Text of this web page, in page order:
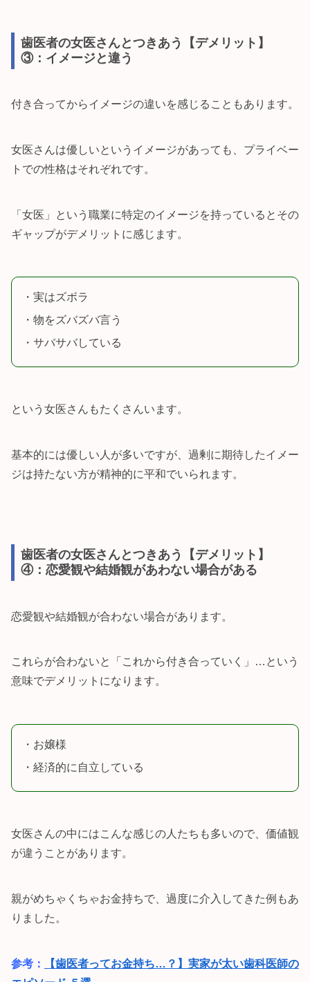
歯医者の女医さんとつきあう【デメリット】
③：イメージと違う
付き合ってからイメージの違いを感じることもあります。
女医さんは優しいというイメージがあっても、プライベー
トでの性格はそれぞれです。
「女医」という職業に特定のイメージを持っているとその
ギャップがデメリットに感じます。
・実はズボラ
・物をズバズバ言う
・サバサバしている
という女医さんもたくさんいます。
基本的には優しい人が多いですが、過剰に期待したイメー
ジは持たない方が精神的に平和でいられます。
歯医者の女医さんとつきあう【デメリット】
④：恋愛観や結婚観があわない場合がある
恋愛観や結婚観が合わない場合があります。
これらが合わないと「これから付き合っていく」…という
意味でデメリットになります。
・お嬢様
・経済的に自立している
女医さんの中にはこんな感じの人たちも多いので、価値観
が違うことがあります。
親がめちゃくちゃお金持ちで、過度に介入してきた例もあ
りました。
参考：
【歯医者ってお金持ち…？】実家が太い歯科医師の